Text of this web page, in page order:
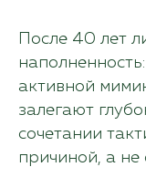
После 40 лет
активной
залегают
сочетании
причиной, а не